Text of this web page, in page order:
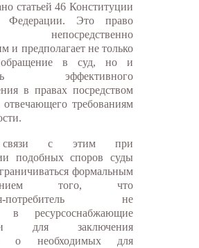
статьей 46 Конституции
Федерации. Это право
непосредственно
и предполагает не только
в суд, но и
эффективного
в правах посредством
отвечающего требованиям
с этим при
подобных споров суды
формальным
того, что
потребитель не
в ресурсоснабжающие
для заключения
о необходимых для